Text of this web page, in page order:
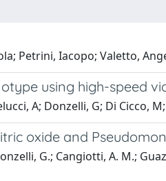
Petrini, Iacopo; Valetto,
using high-speed
A; Donzelli, G; Di Cicco,
oxide and
G.; Cangiotti, A. M.;